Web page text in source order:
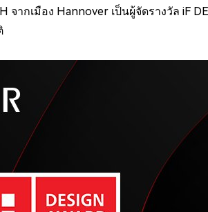
จากเมือง Hannover เป็นผู้จัดรางวัล iF